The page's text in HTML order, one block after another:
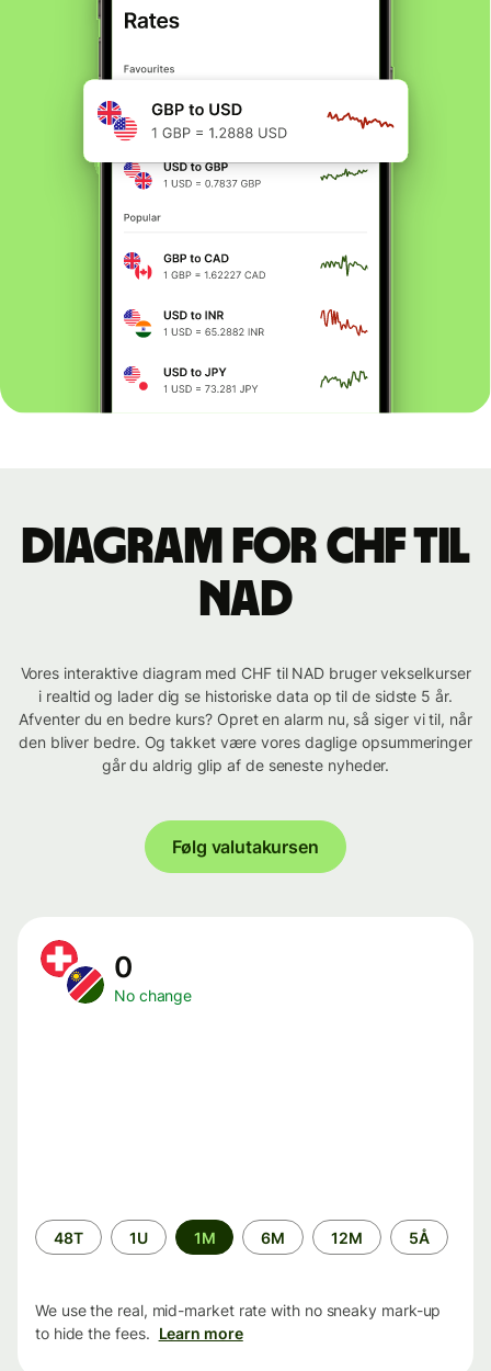
Diagram for CHF til
NAD
Vores interaktive diagram med CHF til NAD bruger vekselkurser
i realtid og lader dig se historiske data op til de sidste 5 år.
Afventer du en bedre kurs? Opret en alarm nu, så siger vi til, når
den bliver bedre. Og takket være vores daglige opsummeringer
går du aldrig glip af de seneste nyheder.
Følg valutakursen
0
No change
Time
period
48T 1U 1M 6M 12M 5Å
We use the real, mid-market rate with no sneaky mark-up
to hide the fees. Learn more